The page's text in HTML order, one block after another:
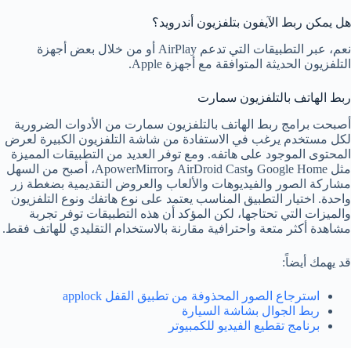
هل يمكن ربط الآيفون بتلفزيون أندرويد؟
نعم، عبر التطبيقات التي تدعم AirPlay أو من خلال بعض أجهزة
التلفزيون الحديثة المتوافقة مع أجهزة Apple.
ربط الهاتف بالتلفزيون سمارت
أصبحت برامج ربط الهاتف بالتلفزيون سمارت من الأدوات الضرورية
لكل مستخدم يرغب في الاستفادة من شاشة التلفزيون الكبيرة لعرض
المحتوى الموجود على هاتفه. ومع توفر العديد من التطبيقات المميزة
مثل Google Home وAirDroid Cast وApowerMirror، أصبح من السهل
مشاركة الصور والفيديوهات والألعاب والعروض التقديمية بضغطة زر
واحدة. اختيار التطبيق المناسب يعتمد على نوع هاتفك ونوع التلفزيون
والميزات التي تحتاجها، لكن المؤكد أن هذه التطبيقات توفر تجربة
مشاهدة أكثر متعة واحترافية مقارنة بالاستخدام التقليدي للهاتف فقط.
قد يهمك أيضاً:
استرجاع الصور المحذوفة من تطبيق القفل applock
ربط الجوال بشاشة السيارة
برنامج تقطيع الفيديو للكمبيوتر